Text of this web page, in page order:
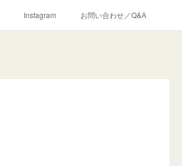
Instagram お問い合わせ／Q&A